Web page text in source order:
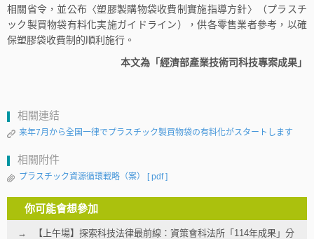
相關省令，並公布〈塑膠製購物袋收費制實施指導方針〉（プラスチ
ック製買物袋有料化実施ガイドライン），供各零售業者參考，以確
保塑膠袋收費制的順利施行。
本文為「經濟部產業技術司科技專案成果」
相關連結
来年7月から全国一律でプラスチック製買物袋の有料化がスタートします
相關附件
プラスチック資源循環戦略（案） [ pdf ]
你可能會想參加
【上午場】探索科技法律最前線：資策會科法所「114年成果」分